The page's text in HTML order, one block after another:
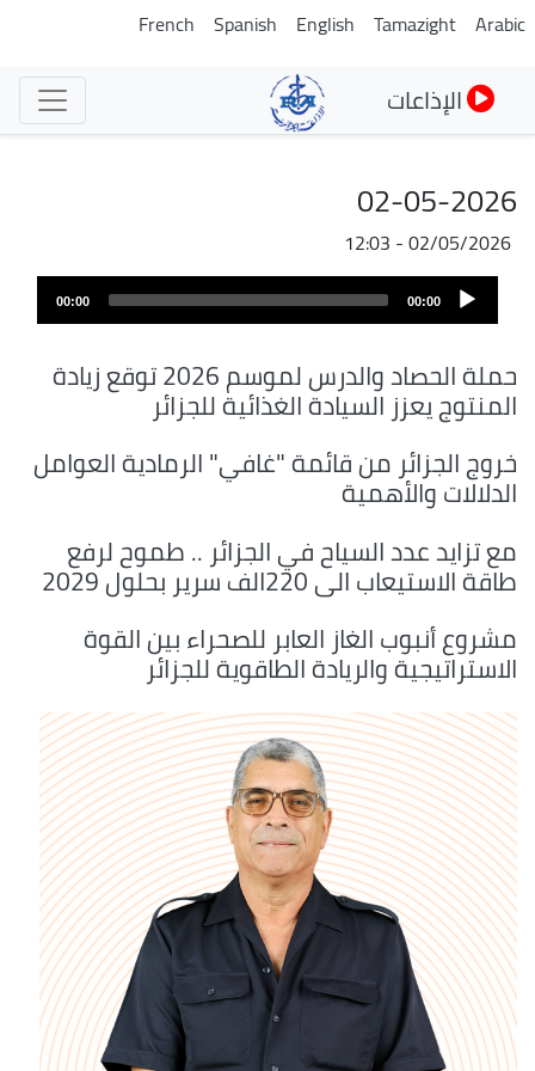
تجاوز
Arabic
Tamazight
English
Spanish
French
الإذاعات
02-05-2026
02/05/2026 - 12:03
ملف
الصوت
Audio
Player
00:00
00:00
حملة الحصاد والدرس لموسم 2026 توقع زيادة
المنتوج يعزز السيادة الغذائية للجزائر
خروج الجزائر من قائمة "غافي" الرمادية العوامل
الدلالات والأهمية
مع تزايد عدد السياح في الجزائر .. طموح لرفع
طاقة الاستيعاب الى 220الف سرير بحلول 2029
مشروع أنبوب الغاز العابر للصحراء بين القوة
الاستراتيجية والريادة الطاقوية للجزائر